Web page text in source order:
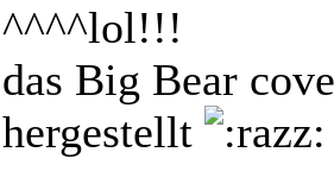
^^^^lol!!!
das Big Bear
hergestellt